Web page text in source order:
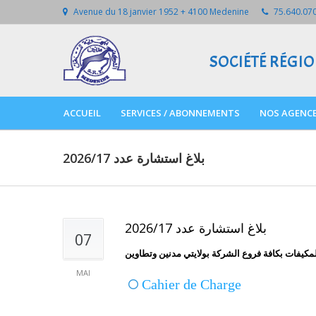
Avenue du 18 janvier 1952 + 4100 Medenine
SOCIÉTÉ
ACCUEIL SERVICES / ABONNEMENTS NOS
بلاغ استشارة عدد 2026/17
07
MAI
بلاغ استشارة عدد 2026/17
Cahier de Charge